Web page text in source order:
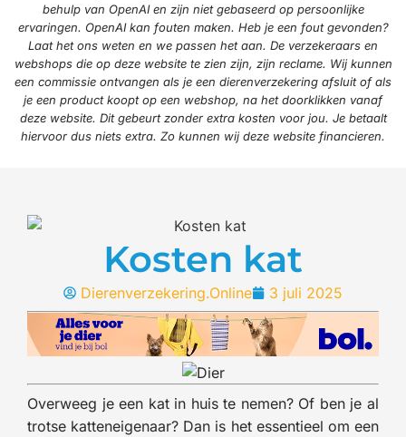
behulp van OpenAI en zijn niet gebaseerd op persoonlijke
ervaringen. OpenAI kan fouten maken. Heb je een fout gevonden?
Laat het ons weten en we passen het aan. De verzekeraars en
webshops die op deze website te zien zijn, zijn reclame. Wij kunnen
een commissie ontvangen als je een dierenverzekering afsluit of als
je een product koopt op een webshop, na het doorklikken vanaf
deze website. Dit gebeurt zonder extra kosten voor jou. Je betaalt
hiervoor dus niets extra. Zo kunnen wij deze website financieren.
Kosten kat
Dierenverzekering.Online 3 juli 2025
Overweeg je een kat in huis te nemen? Of ben je al
trotse katteneigenaar? Dan is het essentieel om een